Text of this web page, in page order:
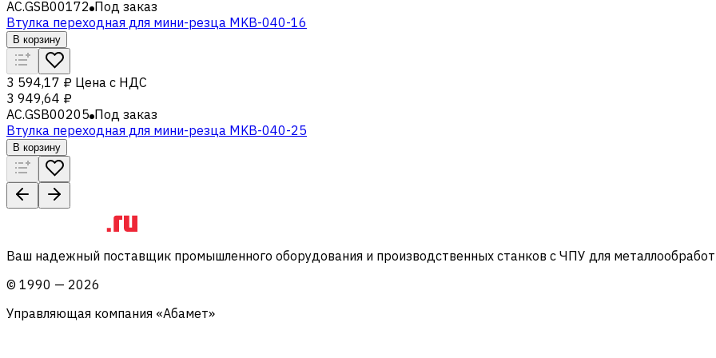
AC.GSB00172 Под заказ
Втулка переходная для мини-резца MKB-040-16
В корзину
3 594,17 ₽ Цена с НДС
3 949,64 ₽
AC.GSB00205 Под заказ
Втулка переходная для мини-резца MKB-040-25
В корзину
Ваш надежный поставщик промышленного оборудования и производственных станков с ЧПУ для
© 1990 — 2026
Управляющая компания «Абамет»